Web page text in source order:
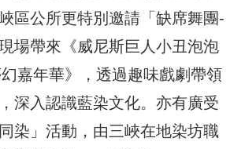
區公所更特別邀請「缺席舞團-
場帶來《威尼斯巨人小丑泡泡
嘉年華》，透過趣味戲劇帶領
深入認識藍染文化。亦有廣受
染」活動，由三峽在地染坊職